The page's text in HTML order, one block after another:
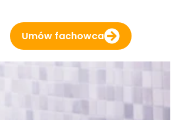
Umów fachowca